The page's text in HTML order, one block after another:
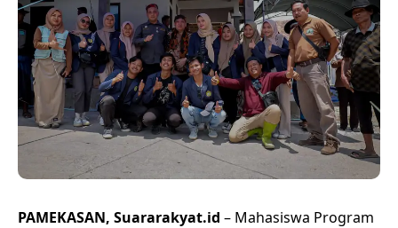
PAMEKASAN, Suararakyat.id – Mahasiswa Program